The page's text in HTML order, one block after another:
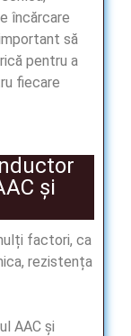
încărcare
să
pentru a
fiecare
și
factori, ca
rezistența
AAC și